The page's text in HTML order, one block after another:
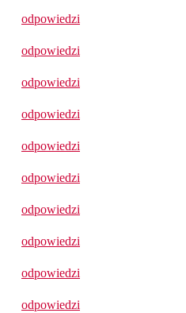
odpowiedzi
odpowiedzi
odpowiedzi
odpowiedzi
odpowiedzi
odpowiedzi
odpowiedzi
odpowiedzi
odpowiedzi
odpowiedzi